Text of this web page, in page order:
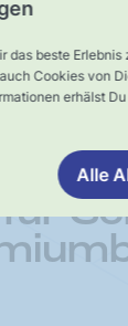
das beste Erlebnis
Cookies von
erhälst
Alle